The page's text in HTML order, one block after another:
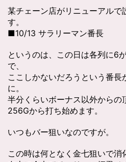
某チェーン店がリニューアルで
す。
■10/13 サラリーマン番長
というのは、この日は各列に6
で、
ここしかないだろうという番
に。
半分くらいボーナス以外からの
256Gから打ち始めます。
いつもバー狙いなのですが。
この時は何となく金七狙いで消